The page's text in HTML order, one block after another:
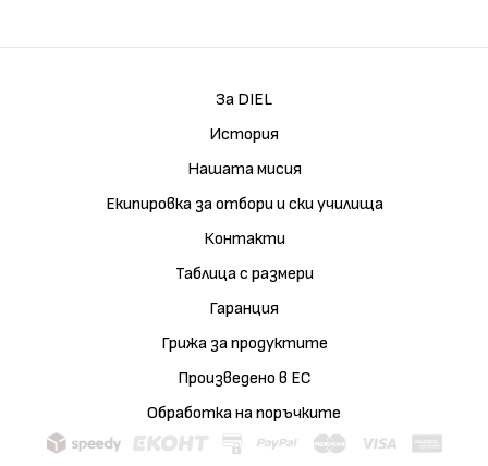
За DIEL
История
Нашата мисия
Екипировка за отбори и ски училища
Контакти
Таблица с размери
Гаранция
Грижа за продуктите
Произведено в ЕС
Обработка на поръчките